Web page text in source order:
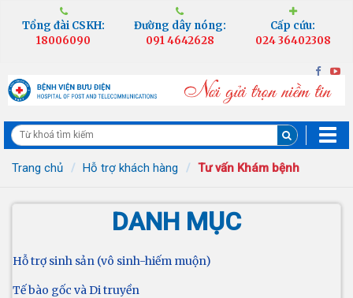
Tổng đài CSKH:
18006090
Đường dây nóng:
091 4642628
Cấp cứu:
024 36402308
Trang chủ Hỗ trợ khách hàng Tư vấn Khám bệnh
DANH MỤC
Hỗ trợ sinh sản (vô sinh-hiếm muộn)
Tế bào gốc và Di truyền